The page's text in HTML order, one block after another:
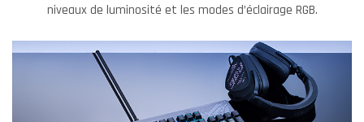
niveaux de luminosité et les modes d’éclairage RGB.